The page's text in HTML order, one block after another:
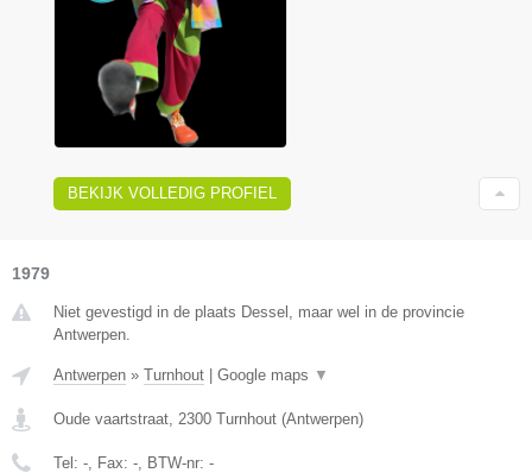
BEKIJK VOLLEDIG PROFIEL
1979
Niet gevestigd in de plaats Dessel, maar wel in de provincie
Antwerpen.
Antwerpen » Turnhout Google maps ▼
Oude vaartstraat 2300 Turnhout (Antwerpen)
Tel: - , Fax: - , BTW-nr: -